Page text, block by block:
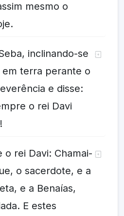
mesmo o
inclinando-se
terra perante o
e disse:
o rei Davi
o rei Davi: Chamai-
o sacerdote, e a
e a Benaías,
E estes